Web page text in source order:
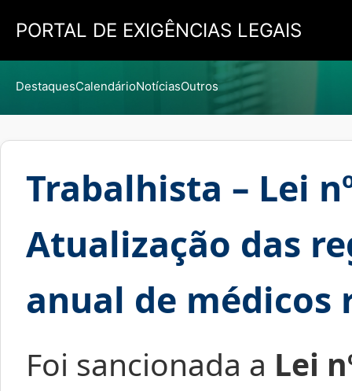
PORTAL DE EXIGÊNCIAS LEGAIS
DestaquesCalendárioNotíciasOutros
Trabalhista – Lei
Atualização das
anual de médicos
Foi sancionada a Lei